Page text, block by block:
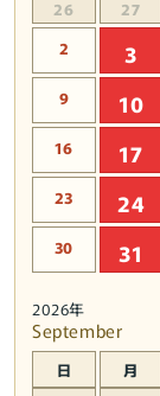
用
品】
の
数
量
を
減
ら
す
26 27
2
3
9 10
16 17
23 24
30 31
2026年
September
日 月